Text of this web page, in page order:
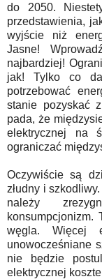
do 2050.
przedstawienia,
wyjście niż
Jasne!
najbardziej!
jak! Tylko co
potrzebować
stanie pozyskać
pada, że
elektrycznej na
ograniczać
Oczywiście są
złudny i
należy
węgla. Więcej
unowocześniane
nie będzie
elektrycznej